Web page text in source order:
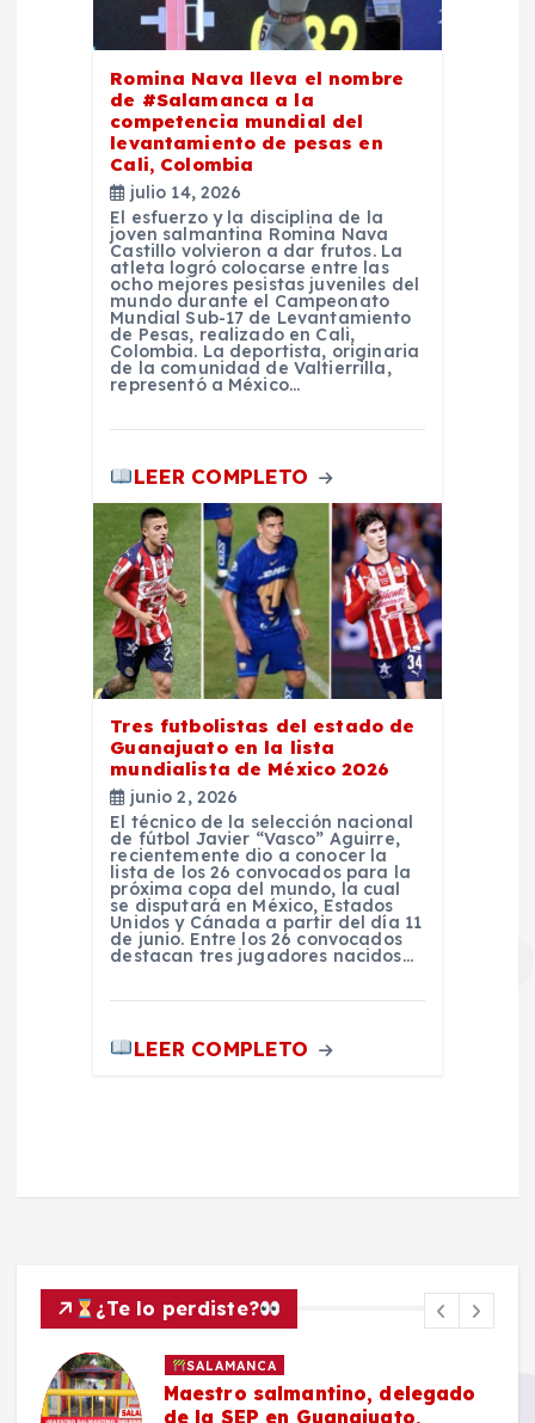
Romina Nava lleva el nombre
de #Salamanca a la
competencia mundial del
levantamiento de pesas en
Cali, Colombia
julio 14, 2026
El esfuerzo y la disciplina de la
joven salmantina Romina Nava
Castillo volvieron a dar frutos. La
atleta logró colocarse entre las
ocho mejores pesistas juveniles del
mundo durante el Campeonato
Mundial Sub-17 de Levantamiento
de Pesas, realizado en Cali,
Colombia. La deportista, originaria
de la comunidad de Valtierrilla,
representó a México…
LEER COMPLETO
Tres futbolistas del estado de
Guanajuato en la lista
mundialista de México 2026
junio 2, 2026
El técnico de la selección nacional
de fútbol Javier “Vasco” Aguirre,
recientemente dio a conocer la
lista de los 26 convocados para la
próxima copa del mundo, la cual
se disputará en México, Estados
Unidos y Cánada a partir del día 11
de junio. Entre los 26 convocados
destacan tres jugadores nacidos…
LEER COMPLETO
¿Te lo perdiste?
SALAMANCA
Maestro salmantino, delegado
de la SEP en Guanajuato,